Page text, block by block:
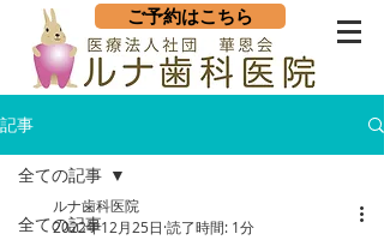
ご予約はこちら
記事
全ての記事
全ての記事
ルナ歯科医院
2022年12月25日 読了時間: 1分